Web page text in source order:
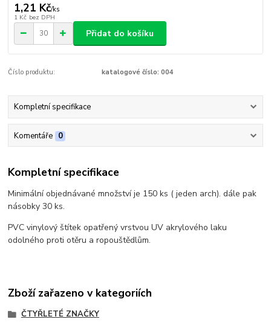
1,21 Kč/ks
1 Kč bez DPH
Přidat do košíku
Číslo produktu: katalogové číslo: 004
Kompletní specifikace
Komentáře 0
Kompletní specifikace
Minimální objednávané množství je 150 ks ( jeden arch). dále pak
násobky 30 ks.
PVC vinylový štítek opatřený vrstvou UV akrylového laku
odolného proti otěru a ropouštědlům.
Zboží zařazeno v kategoriích
ČTYŘLETÉ ZNAČKY